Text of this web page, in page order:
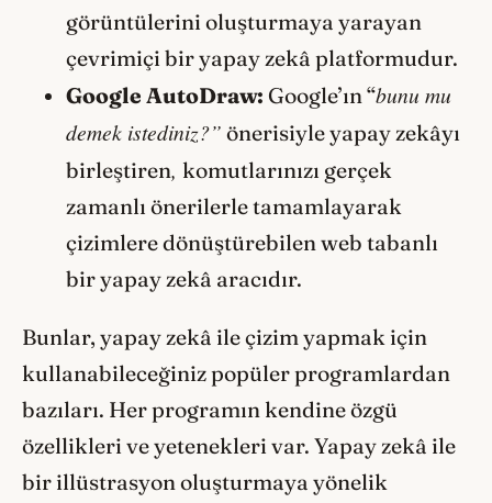
görüntülerini oluşturmaya yarayan
çevrimiçi bir yapay zekâ platformudur.
Google AutoDraw: Google’ın “bunu mu
demek istediniz?” önerisiyle yapay zekâyı
birleştiren, komutlarınızı gerçek
zamanlı önerilerle tamamlayarak
çizimlere dönüştürebilen web tabanlı
bir yapay zekâ aracıdır.
Bunlar, yapay zekâ ile çizim yapmak için
kullanabileceğiniz popüler programlardan
bazıları. Her programın kendine özgü
özellikleri ve yetenekleri var. Yapay zekâ ile
bir illüstrasyon oluşturmaya yönelik